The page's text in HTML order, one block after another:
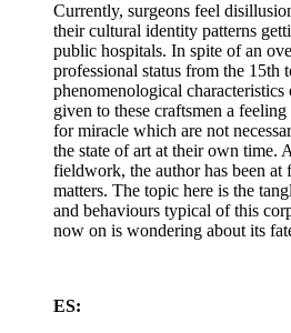
Currently, surgeons feel
their cultural identity patterns
public hospitals. In spite of an
professional status from the 15th
phenomenological
given to these craftsmen a
for miracle which are not
the state of art at their own time.
fieldwork, the author has been
matters. The topic here is the
and behaviours typical of this
now on is wondering about its
ES: